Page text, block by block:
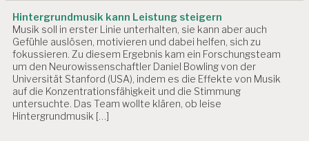
Hintergrundmusik kann Leistung steigern
Musik soll in erster Linie unterhalten, sie kann aber auch
Gefühle auslösen, motivieren und dabei helfen, sich zu
fokussieren. Zu diesem Ergebnis kam ein Forschungsteam
um den Neurowissenschaftler Daniel Bowling von der
Universität Stanford (USA), indem es die Effekte von Musik
auf die Konzentrationsfähigkeit und die Stimmung
untersuchte. Das Team wollte klären, ob leise
Hintergrundmusik […]